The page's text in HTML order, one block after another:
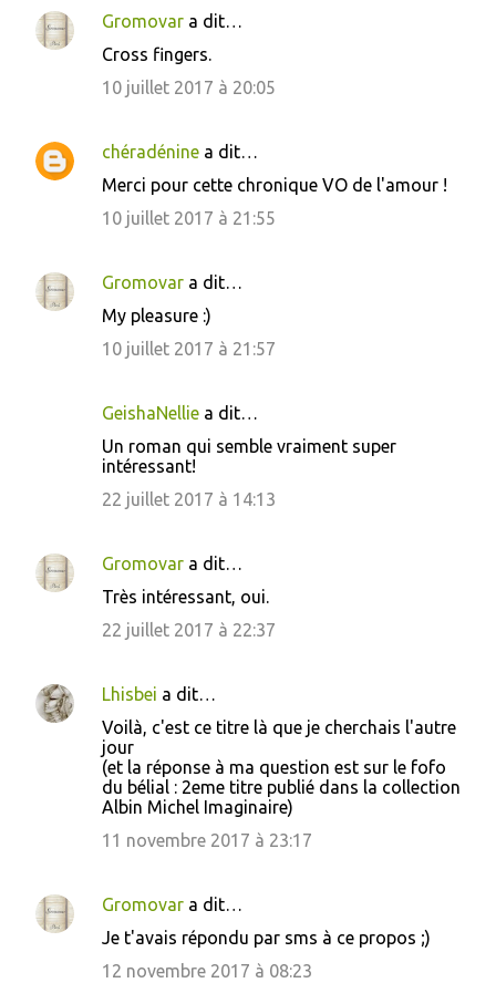
Gromovar a dit…
Cross fingers.
10 juillet 2017 à 20:05
chéradénine a dit…
Merci pour cette chronique VO de l'amour !
10 juillet 2017 à 21:55
Gromovar a dit…
My pleasure :)
10 juillet 2017 à 21:57
GeishaNellie a dit…
Un roman qui semble vraiment super
intéressant!
22 juillet 2017 à 14:13
Gromovar a dit…
Très intéressant, oui.
22 juillet 2017 à 22:37
Lhisbei a dit…
Voilà, c'est ce titre là que je cherchais l'autre
jour
(et la réponse à ma question est sur le fofo
du bélial : 2eme titre publié dans la collection
Albin Michel Imaginaire)
11 novembre 2017 à 23:17
Gromovar a dit…
Je t'avais répondu par sms à ce propos ;)
12 novembre 2017 à 08:23